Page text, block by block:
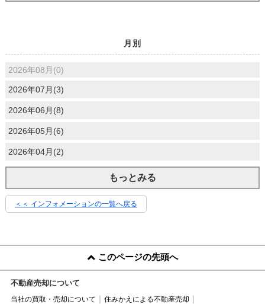
月別
2026年08月(0)
2026年07月(3)
2026年06月(8)
2026年05月(6)
2026年04月(2)
もっとみる
＜＜ インフォメーションの一覧へ戻る
このページの先頭へ
不動産売却について
当社の買取・売却について
住みかえによる不動産売却